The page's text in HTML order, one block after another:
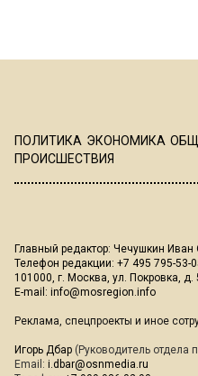
ПОЛИТИКА ЭКОНОМИКА
ПРОИСШЕСТВИЯ
Главный редактор: Чечушкин Иван
Телефон редакции: +7 495 795-53-
101000, г. Москва, ул. Покровка, д.
E-mail: info@mosregion.info
Реклама, спецпроекты и иное
Игорь Дбар (Руководитель отдела
Email: i.dbar@osnmedia.ru